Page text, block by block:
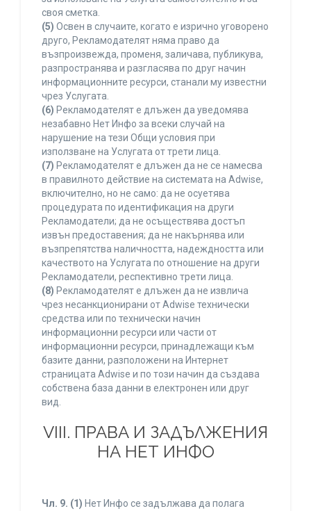
своя сметка.
(5) Освен в случаите, когато е изрично уговорено
друго, Рекламодателят няма право да
възпроизвежда, променя, заличава, публикува,
разпространява и разгласява по друг начин
информационните ресурси, станали му известни
чрез Услугата.
(6) Рекламодателят е длъжен да уведомява
незабавно Нет Инфо за всеки случай на
нарушение на тези Общи условия при
използване на Услугата от трети лица.
(7) Рекламодателят е длъжен да не се намесва
в правилното действие на системата на Adwise,
включително, но не само: да не осуетява
процедурата по идентификация на други
Рекламодатели; да не осъществява достъп
извън предоставения; да не накърнява или
възпрепятства наличността, надеждността или
качеството на Услугата по отношение на други
Рекламодатели, респективно трети лица.
(8) Рекламодателят е длъжен да не извлича
чрез несанкционирани от Adwise технически
средства или по технически начин
информационни ресурси или части от
информационни ресурси, принадлежащи към
базите данни, разположени на Интернет
страницата Adwise и по този начин да създава
собствена база данни в електронен или друг
вид.
VIII. ПРАВА И ЗАДЪЛЖЕНИЯ
НА НЕТ ИНФО
Чл. 9. (1) Нет Инфо се задължава да полага